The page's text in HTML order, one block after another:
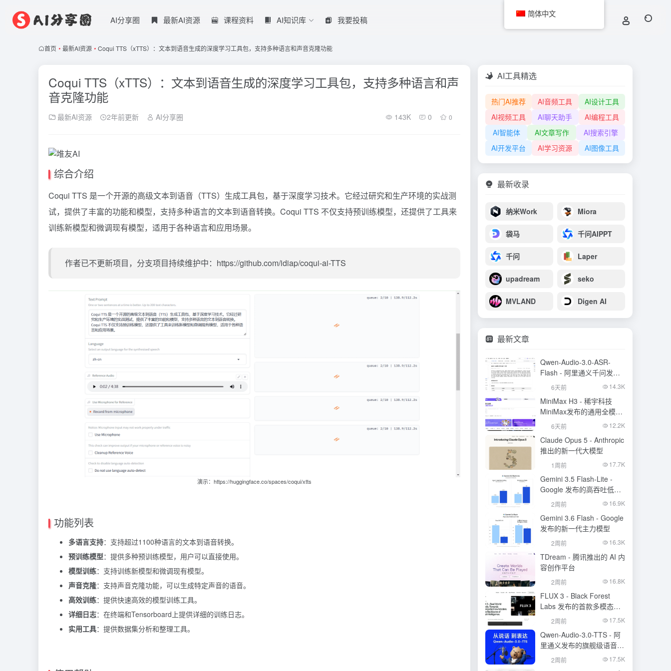
AI分享圈 最新AI资源 课程资料 AI知识库 我要投稿
首页 • 最新AI资源 • Coqui TTS（xTTS）：文本到语音生成的深度学习工具包，支持多种语言和声音克隆功能
Coqui TTS（xTTS）：文本到语音生成的深度学习工具包，支持多种语言和声
音克隆功能
最新AI资源 2年前更新 AI分享圈 143K 0 0
综合介绍
Coqui TTS 是一个开源的高级文本到语音（TTS）生成工具包，基于深度学习技术。它经过研究和生产环境的实战测
试，提供了丰富的功能和模型，支持多种语言的文本到语音转换。Coqui TTS 不仅支持预训练模型，还提供了工具来
训练新模型和微调现有模型，适用于各种语言和应用场景。
作者已不更新项目，分支项目持续维护中：https://github.com/idiap/coqui-ai-TTS
演示：https://huggingface.co/spaces/coqui/xtts
功能列表
多语言支持：支持超过1100种语言的文本到语音转换。
预训练模型：提供多种预训练模型，用户可以直接使用。
模型训练：支持训练新模型和微调现有模型。
声音克隆：支持声音克隆功能，可以生成特定声音的语音。
高效训练：提供快速高效的模型训练工具。
详细日志：在终端和Tensorboard上提供详细的训练日志。
实用工具：提供数据集分析和整理工具。
AI工具精选
热门AI推荐 AI音频工具
AI设计工具
AI视频工具
AI聊天助手
AI编程工具
AI智能体
AI文章写作
AI搜索引擎
AI开发平台
AI学习资源 AI图像工具
最新收录
纳米Work Miora
袋马 千问AIPPT
千问 Laper
upadream seko
MVLAND Digen AI
最新文章
Qwen-Audio-3.0-ASR-
Flash - 阿里通义千问发布
的语音识别大模型
6天前 14.3K
MiniMax H3 - 稀宇科技
MiniMax发布的通用全模态
生成模型
6天前 12.2K
Claude Opus 5 - Anthropic
推出的新一代大模型
1周前 17.7K
Gemini 3.5 Flash-Lite -
Google 发布的高吞吐低成
本模型
2周前 16.9K
Gemini 3.6 Flash - Google
发布的新一代主力模型
2周前 16.3K
TDream - 腾讯推出的 AI 内
容创作平台
2周前 16.8K
FLUX 3 - Black Forest
Labs 发布的首款多模态基
础模型
2周前 17.5K
Qwen-Audio-3.0-TTS - 阿
里通义发布的旗舰级语音合
成大模型
2周前 17.5K
简体中文